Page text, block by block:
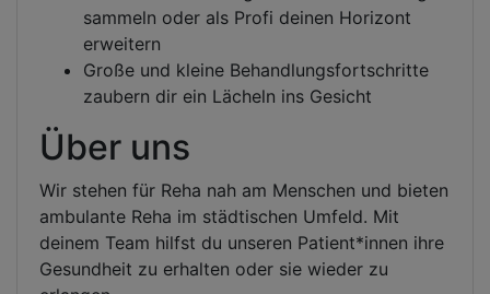
sammeln oder als Profi deinen Horizont
erweitern
Große und kleine Behandlungsfortschritte
zaubern dir ein Lächeln ins Gesicht
Über uns
Wir stehen für Reha nah am Menschen und bieten
ambulante Reha im städtischen Umfeld. Mit
deinem Team hilfst du unseren Patient*innen ihre
Gesundheit zu erhalten oder sie wieder zu